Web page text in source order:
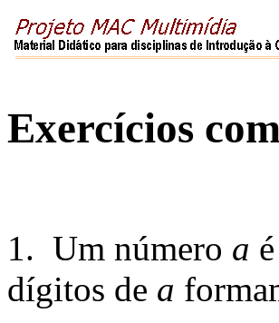
Exercícios
1. Um número a
dígitos de a